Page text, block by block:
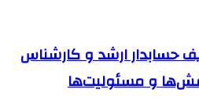
حسابدار ارشد و کارشناس
و مسئولیت‌ها